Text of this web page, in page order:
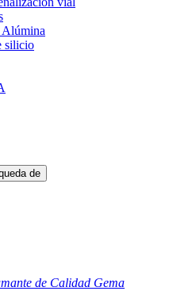
Alúmina
silicio